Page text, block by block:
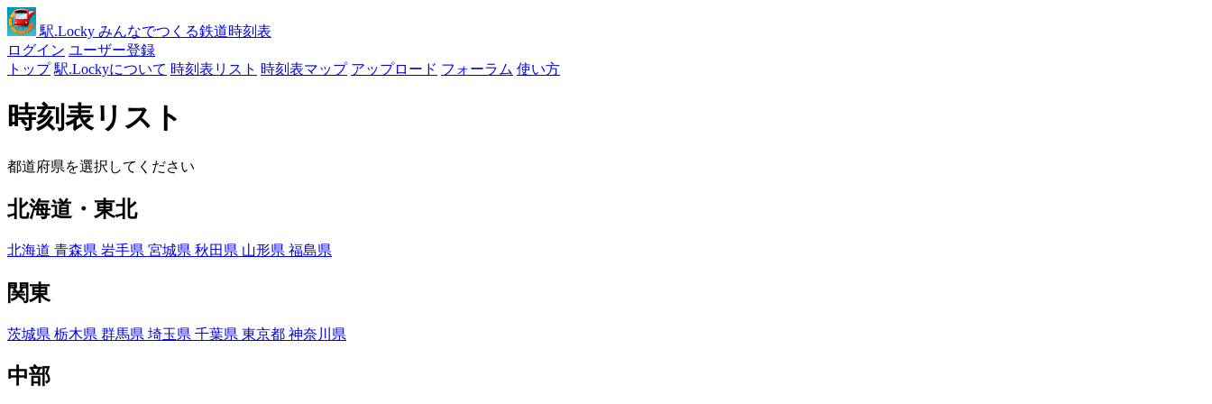
駅.Locky みんなでつくる鉄道時刻表
ログイン ユーザー登録
トップ 駅.Lockyについて 時刻表リスト 時刻表マップ アップロード フォーラム 使い方
時刻表リスト
都道府県を選択してください
北海道・東北
北海道 青森県 岩手県 宮城県 秋田県 山形県 福島県
関東
茨城県 栃木県 群馬県 埼玉県 千葉県 東京都 神奈川県
中部